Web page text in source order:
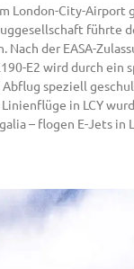
London-City-
führte
der EASA-
E2 wird durch ein
speziell
in LCY
– flogen E-Jets in